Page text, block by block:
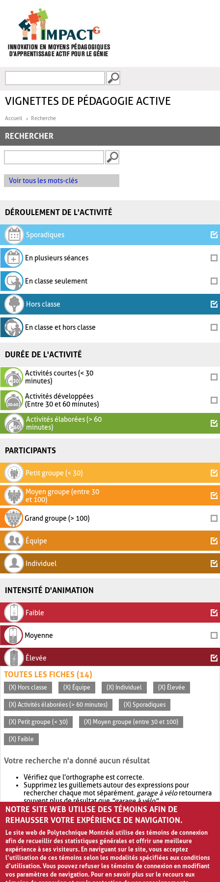
FORMULAIRE DE
VIGNETTES DE PÉDAGOGIE ACTIVE
Accueil Recherche
RECHERCHER
Voir tous les mots-clés
DÉROULEMENT DE L'ACTIVITÉ
Sporadiques
En plusieurs séances
En classe seulement
Hors classe
En classe et hors classe
DURÉE DE L'ACTIVITÉ
Activités courtes (< 30
minutes)
Activités développées
(Entre 30 et 60 minutes)
Activités élaborées (> 60
minutes)
PARTICIPANTS
Petit groupe (< 30)
Moyen groupe (entre 30
et 100)
Grand groupe (> 100)
Équipe
Individuel
INTENSITÉ D'ANIMATION
Faible
Moyenne
Élevée
TOUTES LES FICHES (14)
(X) Hors classe (X) Équipe (X) Individuel (X) Élevée
(X) Activités élaborées (> 60 minutes) (X) Sporadiques
(X) Petit groupe (< 30) (X) Moyen groupe (entre 30 et 100)
(X) Faible
Votre recherche n'a donné aucun résultat
Vérifiez que l'orthographe est correcte.
Supprimez les guillemets autour des expressions pour
rechercher chaque mot séparément. garage à véloretournera
souvent plus de résultat que"garage à vélo".
Envisagez d'élargir votre recherche avec OR.garage OR vélo
retournera souvent plus de résultat quegarage à vélo
NOTRE SITE WEB UTILISE DES TÉMOINS AFIN DE
REHAUSSER VOTRE EXPÉRIENCE DE NAVIGATION.
Le site web de Polytechnique Montréal utilise des témoins de connexion
afin de recueillir des statistiques générales et offrir une meilleure
expérience à ses visiteurs. En naviguant sur le site, vous acceptez
l’utilisation de ces témoins selon les modalités spécifiées aux conditions
d’utilisation. Vous pouvez refuser les témoins de connexion en modifiant
vos paramètres de navigation. Pour en savoir plus sur le recours aux